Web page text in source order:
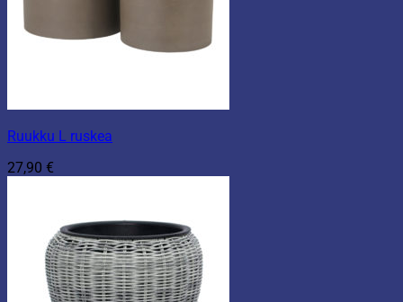
Ruukku L ruskea
27,90 €